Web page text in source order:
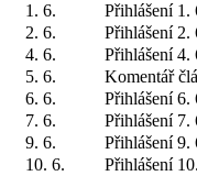
1. 6.
Přihlášení 1.
2. 6.
Přihlášení 2.
4. 6.
Přihlášení 4.
5. 6.
Komentář
6. 6.
Přihlášení 6.
7. 6.
Přihlášení 7.
9. 6.
Přihlášení 9.
10. 6.
Přihlášení